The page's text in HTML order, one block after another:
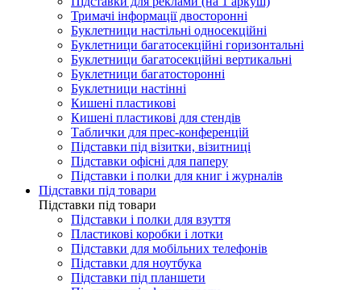
Тримачі інформації двосторонні
Буклетници настільні односекційні
Буклетници багатосекційні горизонтальні
Буклетници багатосекційні вертикальні
Буклетници багатосторонні
Буклетници настінні
Кишені пластикові
Кишені пластикові для стендів
Таблички для прес-конференцій
Підставки під візитки, візитниці
Підставки офісні для паперу
Підставки і полки для книг і журналів
Підставки під товари
Підставки під товари
Підставки і полки для взуття
Пластикові коробки і лотки
Підставки для мобільних телефонів
Підставки для ноутбука
Підставки під планшети